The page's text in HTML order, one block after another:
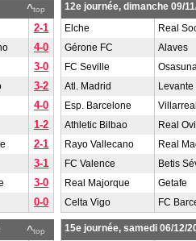
^top
2-1
4-0
3-0
3-2
4-0
1-2
2-1
3-1
3-0
0-0
12e journée, dimanche 09/
Elche
Real
Gérone FC
Alaves
FC Seville
Atl. Madrid
Levante
Esp. Barcelone
Athletic Bilbao
Real
Rayo Vallecano
Real
FC Valence
Betis
Real Majorque
Getafe
Celta Vigo
FC
^top 15e journée, samedi 06/12/